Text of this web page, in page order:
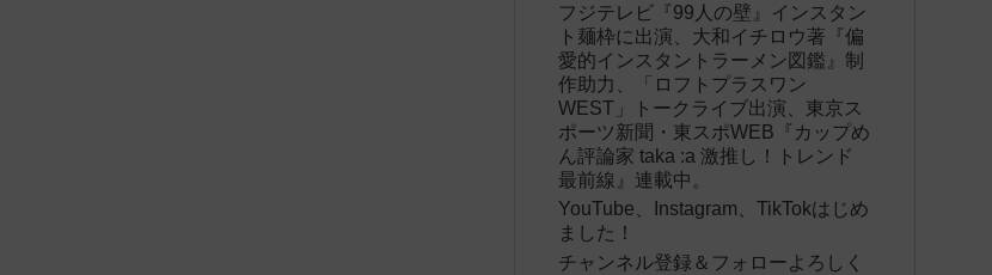
フジテレビ『99人の壁』インスタン
ト麺枠に出演、大和イチロウ著『偏
愛的インスタントラーメン図鑑』制
作助力、「ロフトプラスワン
WEST」トークライブ出演、東京ス
ポーツ新聞・東スポWEB『カップめ
ん評論家 taka :a 激推し！トレンド
最前線』連載中。
YouTube、Instagram、TikTokはじめ
ました！
チャンネル登録＆フォローよろしく